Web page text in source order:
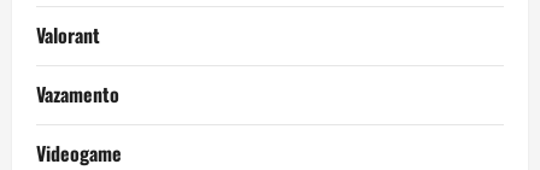
Valorant
Vazamento
Videogame